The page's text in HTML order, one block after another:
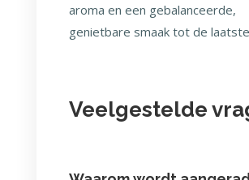
aroma en een gebalanceerde,
genietbare smaak tot de
Veelgestelde